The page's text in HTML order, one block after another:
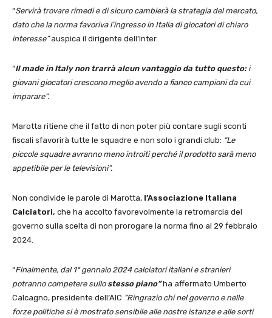
“Servirà trovare rimedi e di sicuro cambierà la strategia del mercato,
dato che la norma favoriva l’ingresso in Italia di giocatori di chiaro
interesse”auspica il dirigente dell’Inter.
“Il made in Italy non trarrà alcun vantaggio da tutto questo:i
giovani giocatori crescono meglio avendo a fianco campioni da cui
imparare”.
Marotta ritiene che il fatto di non poter più contare sugli sconti
fiscali sfavorirà tutte le squadre e non solo i grandi club: “Le
piccole squadre avranno meno introiti perché il prodotto sarà meno
appetibile per le televisioni”.
Non condivide le parole di Marotta, l’Associazione Italiana
Calciatori, che ha accolto favorevolmente la retromarcia del
governo sulla scelta di non prorogare la norma fino al 29 febbraio
2024.
“Finalmente, dal 1° gennaio 2024 calciatori italiani e stranieri
potranno competere sullo stesso piano”ha affermato Umberto
Calcagno, presidente dell’AIC “Ringrazio chi nel governo e nelle
forze politiche si è mostrato sensibile alle nostre istanze e alle sorti